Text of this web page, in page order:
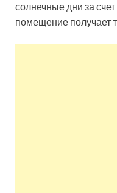
солнечные дни за
помещение получает